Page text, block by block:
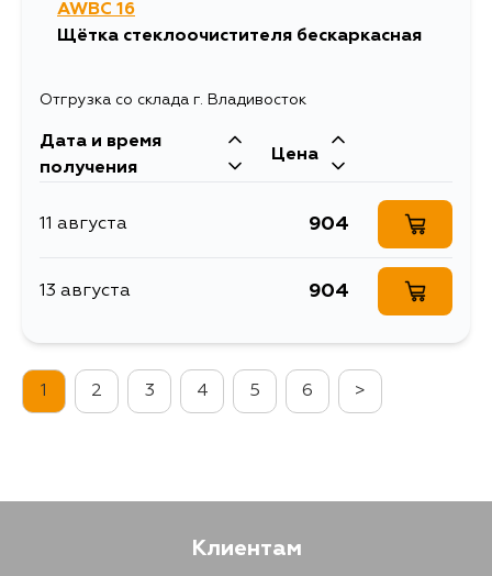
AWBC 16
Щётка стеклоочистителя бескаркасная
Отгрузка со склада г. Владивосток
Дата и время
получения
Цена
11 августа 904
13 августа 904
1 2 3 4 5 6 >
Клиентам